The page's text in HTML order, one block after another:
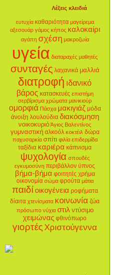
Λέξεις κλειδιά
ευτυχία καθαριότητα μαγείρεμα
αξεσουάρ γάμος κήπος καλοκαίρι
αγάπη σχέση μακροζωία
υγεία διαταραχές μαθητές
συνταγές λαχανικά μαλλιά
διατροφή ιδανικό
βάρος κατασκευές επιστήμη
σερβίρισμα χρώματα μανικιούρ
ομορφιά Πάσχα μακιγιάζ μόδα
άνοιξη λουλούδια διακόσμηση
νοικοκυριόΆγιος Βαλεντίνος
γυμναστική αλκοόλ κοκτέιλ δώρα
παχυσαρκία σπίτι φιλία επιδερμίδα
ταξίδια καριέρα κάπνισμα
ψυχολογία σπουδές
εγκυμοσύνη περιβάλλον ύπνος
βήμα-βήμα φοιτητές χρήμα
οικονομία σώμα φρούτα μάτια
παιδί οικογένεια ροφήματα
δίαιτα χτενίσματα κοινωνία ζώα
πρόσωπο νύχια στιλ ντύσιμο
χειμώνας φθινόπωρο
γιορτές Χριστούγεννα